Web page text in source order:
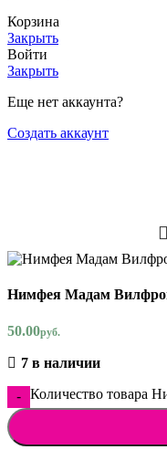
Корзина
Закрыть
Войти
Закрыть
Еще нет аккаунта?
Создать аккаунт
Нимфея Мадам
50.00руб.
7 в наличии
Количество товара